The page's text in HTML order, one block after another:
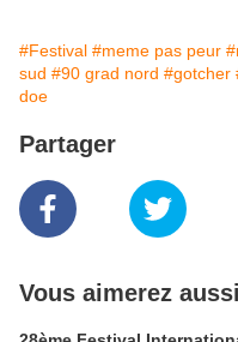
#Festival #meme pas peur
sud #90 grad nord #gotcher
doe
Partager
Vous aimerez aussi